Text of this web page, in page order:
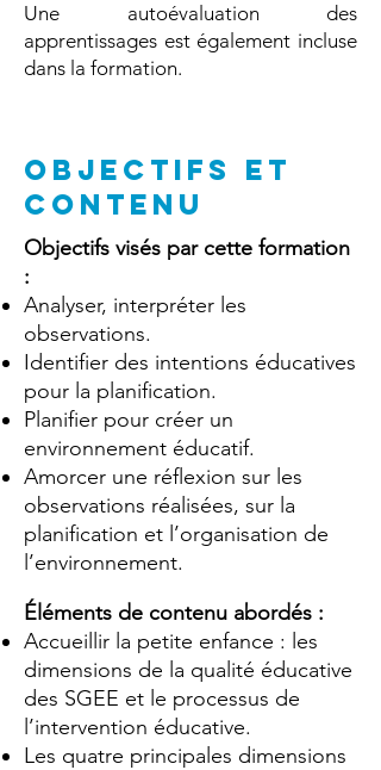
Une autoévaluation des
apprentissages est également incluse
dans la formation.
OBJECTIFS ET
CONTENU
Objectifs visés par cette formation
:
Analyser, interpréter les
observations.
Identifier des intentions éducatives
pour la planification.
Planifier pour créer un
environnement éducatif.
Amorcer une réflexion sur les
observations réalisées, sur la
planification et l’organisation de
l’environnement.
Éléments de contenu abordés :
Accueillir la petite enfance : les
dimensions de la qualité éducative
des SGEE et le processus de
l’intervention éducative.
Les quatre principales dimensions